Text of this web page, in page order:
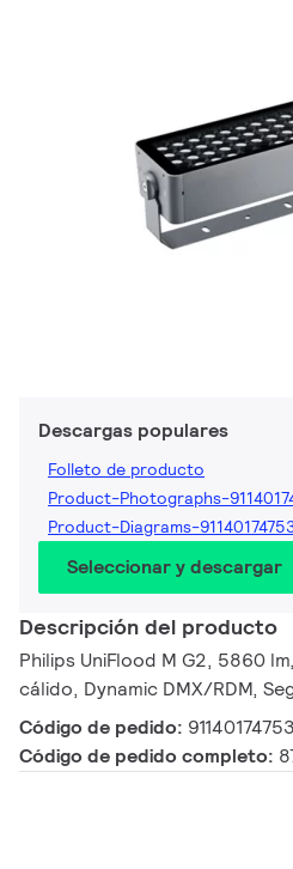
Descargas populares
Folleto de producto
Product-Photographs-
Product-Diagrams-
Seleccionar y descargar
Descripción del producto
Philips UniFlood M G2, 5860
cálido, Dynamic DMX/RDM,
Código de pedido:
Código de pedido completo: